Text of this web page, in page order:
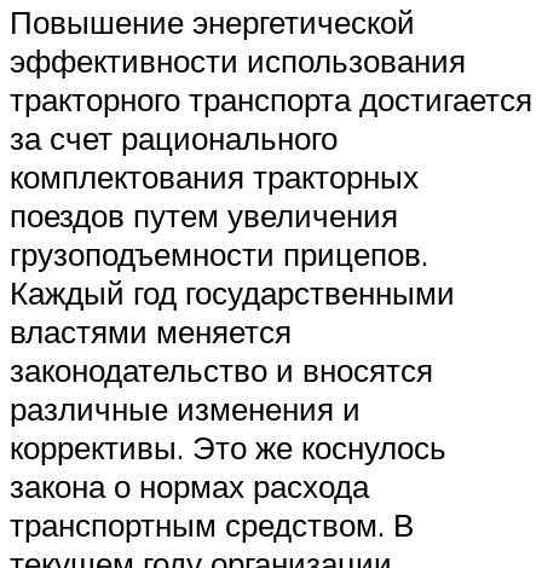
Повышение энергетической
эффективности использования
тракторного транспорта достигается
за счет рационального
комплектования тракторных
поездов путем увеличения
грузоподъемности прицепов.
Каждый год государственными
властями меняется
законодательство и вносятся
различные изменения и
коррективы. Это же коснулось
закона о нормах расхода
транспортным средством. В